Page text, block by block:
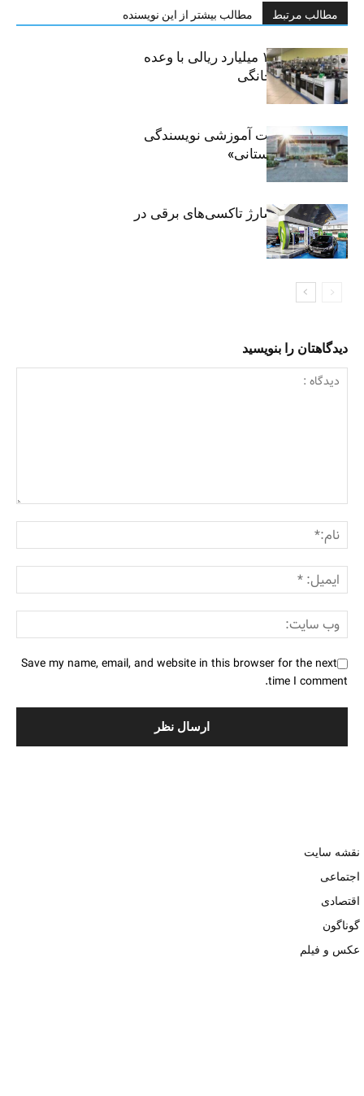
مطالب مرتبط مطالب بیشتر از این نویسنده
کلاهبرداری ۱۰۰ میلیارد ریالی با وعده
فروش لوازم خانگی
برگزاری جلسات آموزشی نویسندگی
«زندگی‌نامه داستانی»
توسعه شبکه شارژ تاکسی‌های برقی در
پایتخت
دیدگاهتان را بنویسید
Save my name, email, and website in this browser for the next
time I comment.
نقشه سایت
اجتماعی
اقتصادی
گوناگون
عکس و فیلم